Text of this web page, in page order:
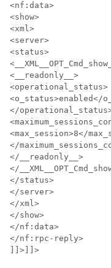
<nf:data>
<show>
<xml>
<server>
<status>
<__readonly__>
<operational_status>
<o_status>enabled</
</
<max_session>8</
</
</__readonly__>
</
</status>
</server>
</xml>
</show>
</nf:data>
</nf:rpc-reply>
]]>]]>